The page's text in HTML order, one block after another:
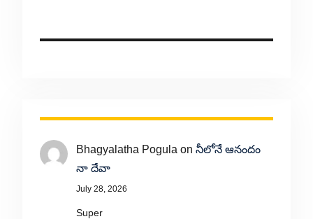
Bhagyalatha Pogula on నీలోనే ఆనందం
నా దేవా
July 28, 2026
Super